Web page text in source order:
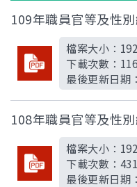
109年職員官等及性
檔案大小：
下載次數：
最後更新日期：
108年職員官等及性
檔案大小：
下載次數： 431
最後更新日期：